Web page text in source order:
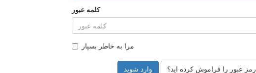
کلمه عبور
مرا به خاطر بسپار
رمز عبور را فراموش کرده اید؟